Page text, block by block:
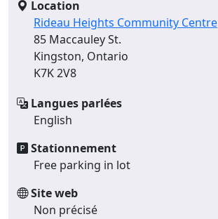
Location
Rideau Heights Community Centre
85 Maccauley St.
Kingston, Ontario
K7K 2V8
Langues parlées
English
Stationnement
Free parking in lot
Site web
Non précisé